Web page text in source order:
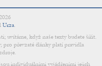
Urza.
uvítáme, když naše texty budete šířit.
pro převzaté články platí pravidla
individuálními vyjádřeními jejich